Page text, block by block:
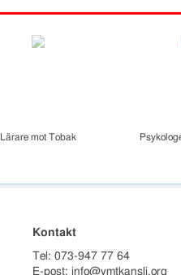
Lärare mot Tobak
Kontakt
Tel: 073-947 77 64
E-post: info@ymtkansli.org